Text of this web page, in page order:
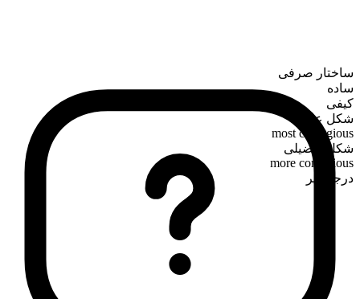
ساختار صرفی
ساده
کیفی
شکل عالی
most contagious
شکل تفضیلی
more contagious
درجه‌پذیر